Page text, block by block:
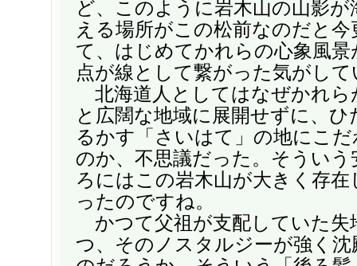
ど、このように岩木山の山影
える場所がこの松前なのだと
て、はじめてかれらの心象風
点が線として繋がった気がして
北海道人としてはなぜかれら
と広闊な地域に展開せずに、
るかす「さいはて」の地にこ
のか、不思議だった。そうい
ろにはこの岩木山が大きく存
ったのですね。
かつて父祖が支配していた失
つ、そのノスタルジーが強く